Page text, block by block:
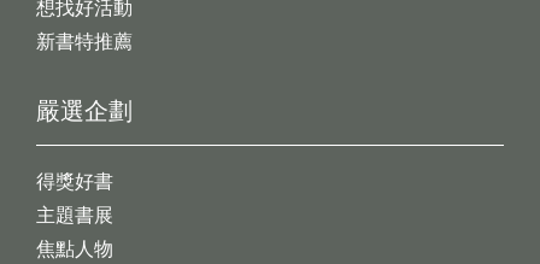
想找好活動
新書特推薦
嚴選企劃
得獎好書
主題書展
焦點人物